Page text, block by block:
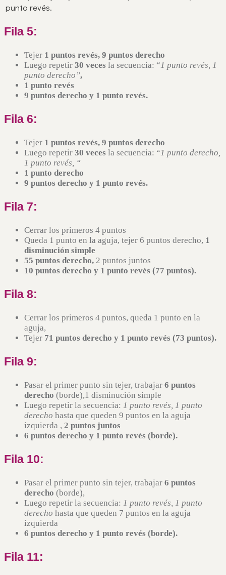
punto revés.
Fila 5:
Tejer 1 puntos revés, 9 puntos derecho
Luego repetir 30 veces la secuencia: “1 punto revés, 1
punto derecho”,
1 punto revés
9 puntos derecho y 1 punto revés.
Fila 6:
Tejer 1 puntos revés, 9 puntos derecho
Luego repetir 30 veces la secuencia: “1 punto derecho,
1 punto revés, “
1 punto derecho
9 puntos derecho y 1 punto revés.
Fila 7:
Cerrar los primeros 4 puntos
Queda 1 punto en la aguja, tejer 6 puntos derecho, 1
disminución simple
55 puntos derecho, 2 puntos juntos
10 puntos derecho y 1 punto revés (77 puntos).
Fila 8:
Cerrar los primeros 4 puntos, queda 1 punto en la
aguja,
Tejer 71 puntos derecho y 1 punto revés (73 puntos).
Fila 9:
Pasar el primer punto sin tejer, trabajar 6 puntos
derecho (borde),1 disminución simple
Luego repetir la secuencia: 1 punto revés, 1 punto
derecho hasta que queden 9 puntos en la aguja
izquierda , 2 puntos juntos
6 puntos derecho y 1 punto revés (borde).
Fila 10:
Pasar el primer punto sin tejer, trabajar 6 puntos
derecho (borde),
Luego repetir la secuencia: 1 punto revés, 1 punto
derecho hasta que queden 7 puntos en la aguja
izquierda
6 puntos derecho y 1 punto revés (borde).
Fila 11: